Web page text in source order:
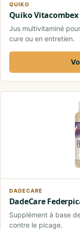
QUIKO
Quiko Vitacombex
Jus multivitaminé
cure ou en entretien.
DADECARE
DadeCare
Supplément à base
contre le picage.